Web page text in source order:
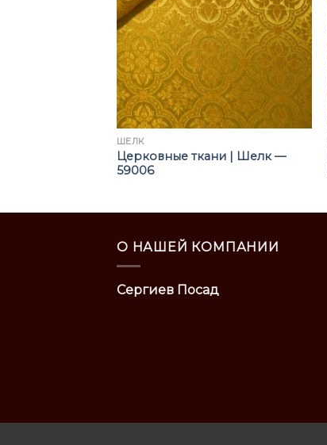
ШЁЛК
Церковные ткани | Шелк —
59006
О НАШЕЙ КОМПАНИИ
Сергиев Посад